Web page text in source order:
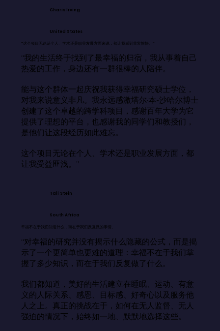
Charis Irving
United States
“这个项目无论从个人、学术还是职业发展方面来说，都让我感到非常愉快。”
“我的生活终于找到了最幸福的归宿，我从事着自己
热爱的工作，身边还有一群很棒的人陪伴。
能与这个群体一起庆祝我获得幸福研究硕士学位，
对我来说意义非凡。我永远感激塔尔·本-沙哈尔博士
创建了这个卓越的跨学科项目，感谢百年大学为它
提供了理想的平台，也感谢我的同学们和教授们，
是他们让这段经历如此难忘。
这个项目无论在个人、学术还是职业发展方面，都
让我受益匪浅。”
Tali Stein
South Africa
幸福不在于我们知道什么，而在于我们反复做的事情。
“对幸福的研究并没有揭示什么隐藏的公式，而是揭
示了一个更简单也更难的道理：幸福不在于我们掌
握了多少知识，而在于我们反复做了什么。
我们都知道，美好的生活建立在睡眠、运动、有意
义的人际关系、感恩、目标感、好奇心以及服务他
人之上。真正的挑战在于，如何在无人监督、无人
强迫的情况下，始终如一地、默默地选择这些。